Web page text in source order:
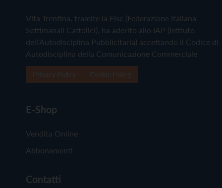
Vita Trentina, tramite la Fisc (Federazione Italiana
Settimanali Cattolici), ha aderito allo IAP (Istituto
dell'Autodisciplina Pubblicitaria) accettando il Codice di
Autodisciplina della Comunicazione Commerciale
E-Shop
Vendita Online
Abbonamenti
Contatti